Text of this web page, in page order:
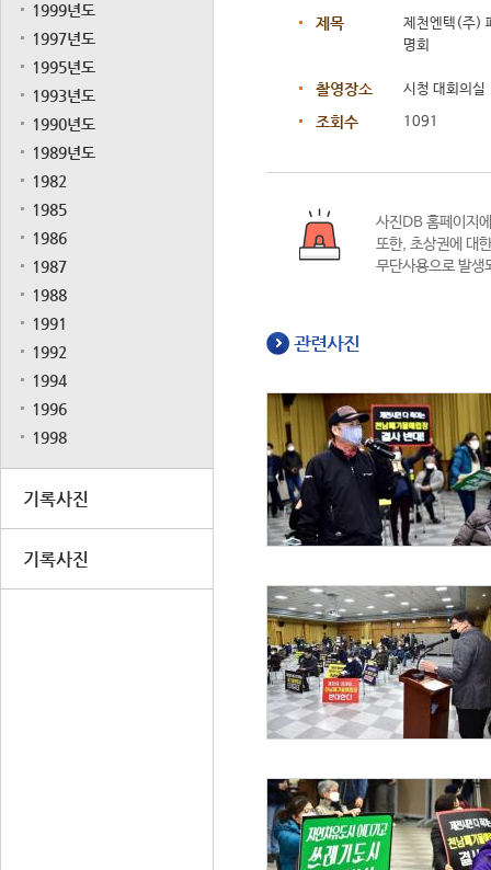
1999년도
1997년도
1995년도
1993년도
1990년도
1989년도
1982
1985
1986
1987
1988
1991
1992
1994
1996
1998
기록사진
기록사진
제목
제천엔텍(주)
명회
촬영장소 시청 대회의실
조회수 1091
사진DB 홈페이지
또한, 초상권에 대
무단사용으로 발생
관련사진